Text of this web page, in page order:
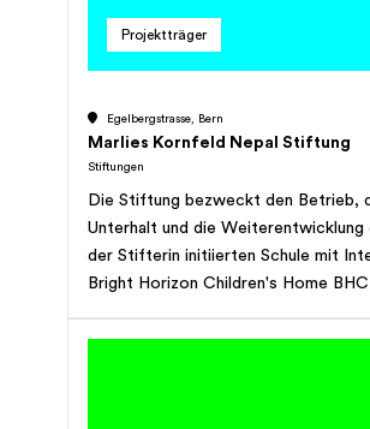
Projektträger
Egelbergstrasse, Bern
Marlies Kornfeld Nepal Stiftung
Stiftungen
Die Stiftung bezweckt den Betrieb,
Unterhalt und die Weiterentwicklung
der Stifterin initiierten Schule mit
Bright Horizon Children's Home
Nepal. Dies beinhaltet die